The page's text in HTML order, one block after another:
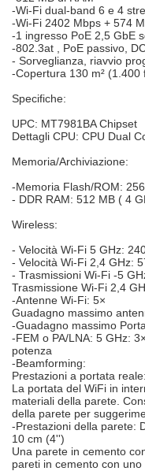
-Wi-Fi dual-band 6 e 4
-Wi-Fi 2402 Mbps + 574
-1 ingresso PoE 2,5 GbE
-802.3at , PoE passivo,
- Sorveglianza, riavvio
-Copertura 130 m² (1.400
Specifiche:
UPC: MT7981BA Chipset
Dettagli CPU: CPU Dual
Memoria/Archiviazione:
-Memoria Flash/ROM:
- DDR RAM: 512 MB ( 4
Wireless:
- Velocità Wi-Fi 5 GHz:
- Velocità Wi-Fi 2,4 GHz:
- Trasmissioni Wi-Fi -5
Trasmissione Wi-Fi 2,4
-Antenne Wi-Fi: 5×
Guadagno massimo
-Guadagno massimo
-FEM o PA/LNA: 5 GHz:
potenza
-Beamforming:
Prestazioni a portata
La portata del WiFi in
materiali della parete.
della parete per
-Prestazioni della parete:
10 cm (4'')
Una parete in cemento
pareti in cemento con